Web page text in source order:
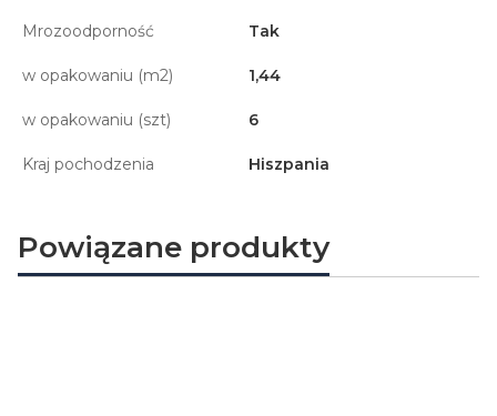
Mrozoodporność Tak
w opakowaniu (m2) 1,44
w opakowaniu (szt) 6
Kraj pochodzenia Hiszpania
Powiązane produkty